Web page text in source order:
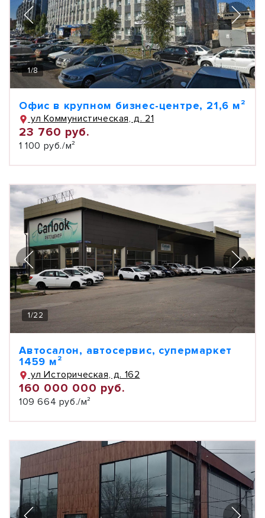
1/8
Офис в крупном бизнес-центре, 21,6 м²
ул Коммунистическая, д. 21
23 760 руб.
1 100 руб./м²
1/22
Автосалон, автосервис, супермаркет
1459 м²
ул Историческая, д. 162
160 000 000 руб.
109 664 руб./м²